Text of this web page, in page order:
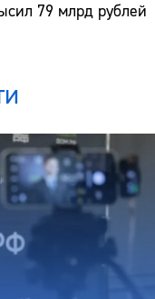
79 млрд рублей